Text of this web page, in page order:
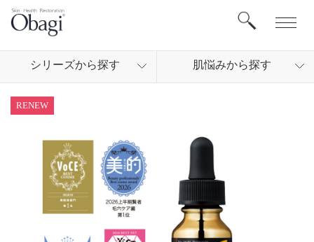
シリ ーズから探す 肌悩みから探す
RENEW